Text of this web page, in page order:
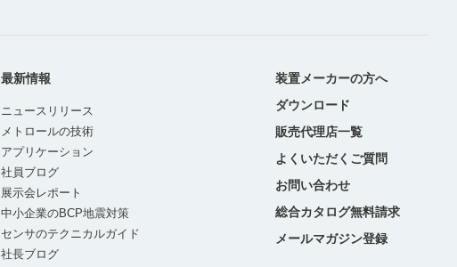
最新情報
ニュースリリース
メトロールの技術
アプリケーション
社員ブログ
展示会レポート
中小企業のBCP地震対策
センサのテクニカルガイド
社長ブログ
装置メーカーの方へ
ダウンロード
販売代理店一覧
よくいただくご質問
お問い合わせ
総合カタログ無料請求
メールマガジン登録